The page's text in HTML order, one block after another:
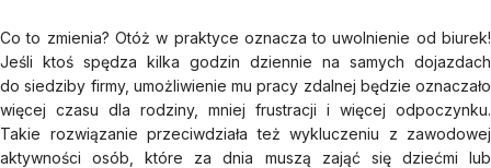
Co to zmienia? Otóż w praktyce oznacza to uwolnienie od biurek!
Jeśli ktoś spędza kilka godzin dziennie na samych dojazdach
do siedziby firmy, umożliwienie mu pracy zdalnej będzie oznaczało
więcej czasu dla rodziny, mniej frustracji i więcej odpoczynku.
Takie rozwiązanie przeciwdziała też wykluczeniu z zawodowej
aktywności osób, które za dnia muszą zająć się dziećmi lub